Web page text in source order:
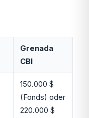
Grenada
CBI
150.000 $
(Fonds) oder
220.000 $